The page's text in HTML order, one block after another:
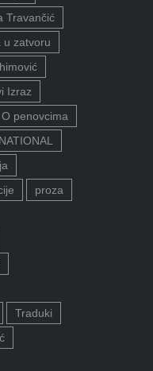
Travančić
u zatvoru
Izraz
O penovcima
proza
Traduki